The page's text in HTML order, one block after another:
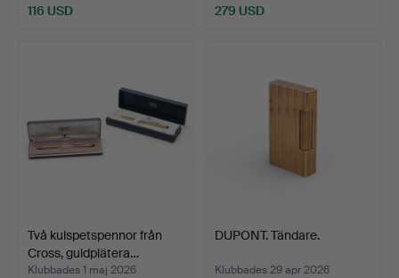
116 USD 279 USD
Två kulspetspennor från
Cross, guldplätera…
Klubbades 1 maj 2026
DUPONT. Tändare.
Klubbades 29 apr 2026